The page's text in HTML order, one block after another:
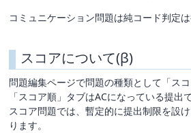
コミュニケーション問題は純コード判定
スコアについて(β)
問題編集ページで問題の種類として「ス
「スコア順」タブはACになっている提
スコア問題では、暫定的に提出制限を設
ります。